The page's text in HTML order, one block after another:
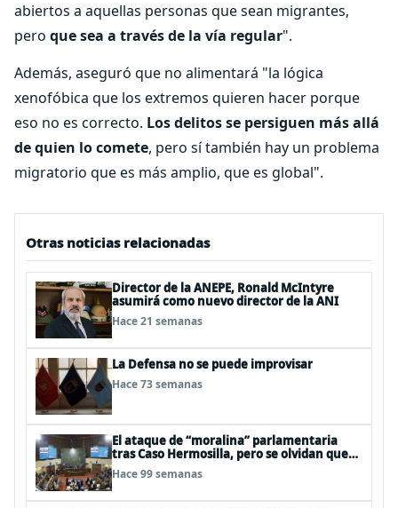
abiertos a aquellas personas que sean migrantes,
pero que sea a través de la vía regular".
Además, aseguró que no alimentará "la lógica
xenofóbica que los extremos quieren hacer porque
eso no es correcto. Los delitos se persiguen más allá
de quien lo comete, pero sí también hay un problema
migratorio que es más amplio, que es global".
Otras noticias relacionadas
Director de la ANEPE, Ronald McIntyre
asumirá como nuevo director de la ANI
Hace 21 semanas
La Defensa no se puede improvisar
Hace 73 semanas
El ataque de “moralina” parlamentaria
tras Caso Hermosilla, pero se olvidan que
son los peor evaluados
Hace 99 semanas